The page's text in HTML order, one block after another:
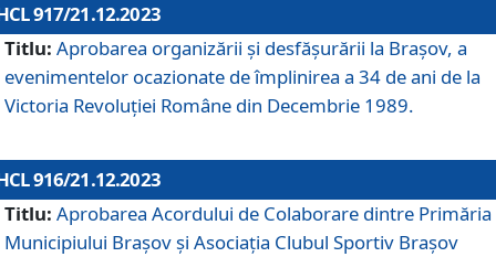
917/21.12.2023
Titlu: Aprobarea organizării şi desfăşurării la Braşov, a
evenimentelor ocazionate de împlinirea a 34 de ani de la
Victoria Revoluţiei Române din Decembrie 1989.
916/21.12.2023
Titlu: Aprobarea Acordului de Colaborare dintre Primăria
Municipiului Brașov și Asociația Clubul Sportiv Brașov